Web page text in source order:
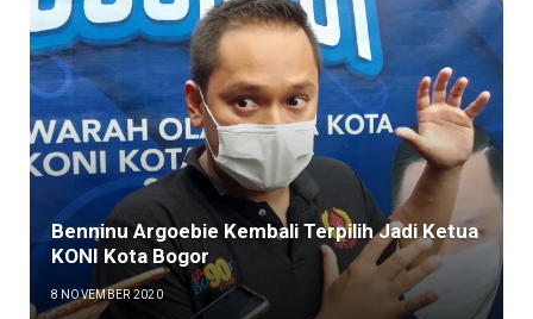
Benninu Argoebie Kembali Terpilih Jadi Ketua
KONI Kota Bogor
8 NOVEMBER 2020